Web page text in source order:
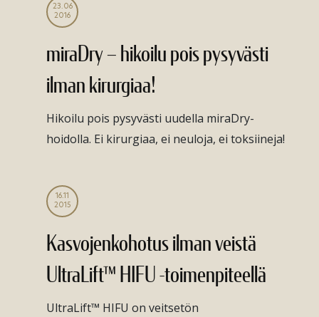
23.06
2016
miraDry – hikoilu pois pysyvästi
ilman kirurgiaa!
Hikoilu pois pysyvästi uudella miraDry-
hoidolla. Ei kirurgiaa, ei neuloja, ei toksiineja!
16.11
2015
Kasvojenkohotus ilman veistä
UltraLift™ HIFU -toimenpiteellä
UltraLift™ HIFU on veitsetön